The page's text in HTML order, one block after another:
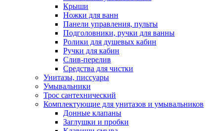
Крыши
Ножки для ванн
Панели управления, пульты
Подголовники, ручки для ванны
Ролики для душевых кабин
Ручки для кабин
Слив-перелив
Средства для чистки
Унитазы, писсуары
Умывальники
Трос сантехнический
Комплектующие для унитазов и умывальников
Донные клапаны
Заглушки и пробки